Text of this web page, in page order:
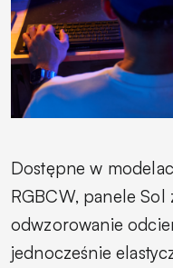
Dostępne w
RGBCW, panele Sol
odwzorowanie
jednocześnie